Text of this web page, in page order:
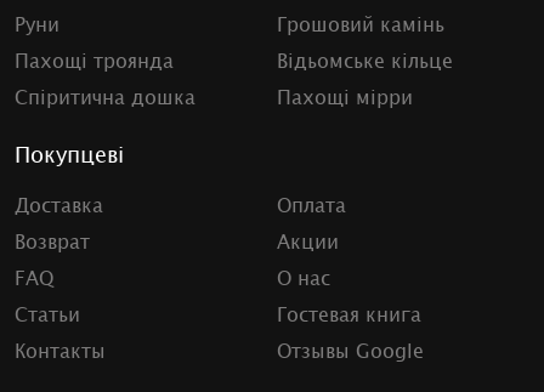
Руни
Грошовий камінь
Пахощі троянда
Відьомське кільце
Спіритична дошка
Пахощі мірри
Покупцеві
Доставка
Оплата
Возврат
Акции
FAQ
О нас
Статьи
Гостевая книга
Контакты
Отзывы Google